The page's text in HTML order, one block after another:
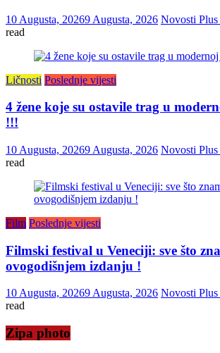
10 Augusta, 20269 Augusta, 2026 Novosti Plus
read
Ličnosti Poslednje vijesti
4 žene koje su ostavile trag u
!!!
10 Augusta, 20269 Augusta, 2026 Novosti Plus
read
Film Poslednje vijesti
Filmski festival u Veneciji: sve što
ovogodišnjem izdanju !
10 Augusta, 20269 Augusta, 2026 Novosti Plus
read
Zipa photo